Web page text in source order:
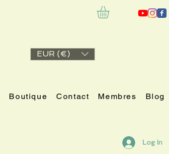
EUR (€)
Boutique Contact Membres Blog
Log In